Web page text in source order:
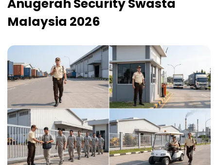
Anugerah Security Swasta
Malaysia 2026